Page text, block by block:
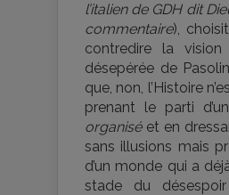
l’italien de GDH dit
commentaire),
contredire la vision
désepérée de
que, non, l’Histoire
prenant le parti d’un
organiséet en
sans illusions mais
d’un monde qui a
stade du